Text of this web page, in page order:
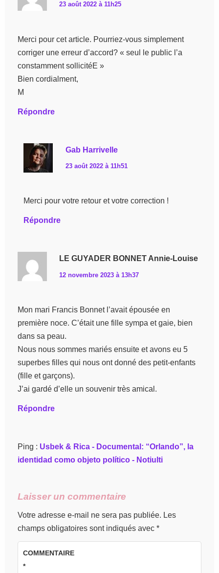
23 août 2022 à 11h25
Merci pour cet article. Pourriez-vous simplement
corriger une erreur d’accord? « seul le public l’a
constamment sollicitéE »
Bien cordialment,
M
Répondre
Gab Harrivelle
23 août 2022 à 11h51
Merci pour votre retour et votre correction !
Répondre
LE GUYADER BONNET Annie-Louise
12 novembre 2023 à 13h37
Mon mari Francis Bonnet l’avait épousée en
première noce. C’était une fille sympa et gaie, bien
dans sa peau.
Nous nous sommes mariés ensuite et avons eu 5
superbes filles qui nous ont donné des petit-enfants
(fille et garçons).
J’ai gardé d’elle un souvenir très amical.
Répondre
Ping : Usbek & Rica - Documental: “Orlando”, la
identidad como objeto político - Notiulti
Laisser un commentaire
Votre adresse e-mail ne sera pas publiée. Les
champs obligatoires sont indiqués avec *
COMMENTAIRE
*